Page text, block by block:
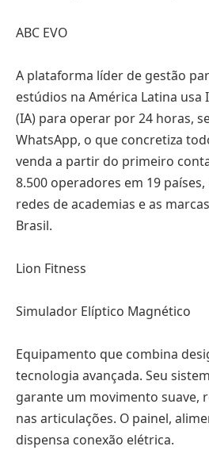
ABC EVO
A plataforma líder de gestão
estúdios na América Latina
(IA) para operar por 24 horas,
WhatsApp, o que concretiza
venda a partir do primeiro
8.500 operadores em 19
redes de academias e as
Brasil.
Lion Fitness
Simulador Elíptico Magnético
Equipamento que combina
tecnologia avançada. Seu
garante um movimento suave,
nas articulações. O painel,
dispensa conexão elétrica.